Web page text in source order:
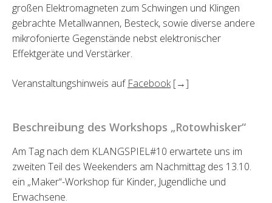
großen Elektromagneten zum Schwingen und Klingen
gebrachte Metallwannen, Besteck, sowie diverse andere
mikrofonierte Gegenstände nebst elektronischer
Effektgeräte und Verstärker.
Veranstaltungshinweis auf Facebook[→]
Beschreibung des Workshops „Rotowhisker“
Am Tag nach dem KLANGSPIEL#10 erwartete uns im
zweiten Teil des Weekenders am Nachmittag des 13.10.
ein „Maker“-Workshop für Kinder, Jugendliche und
Erwachsene.